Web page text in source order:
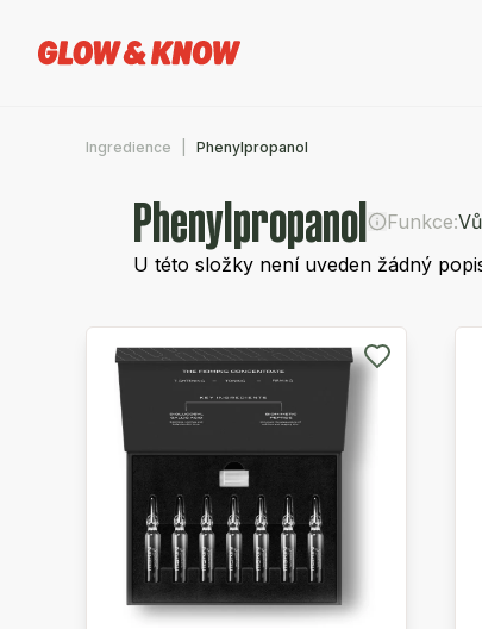
Ingredience Phenylpropanol
Phenylpropanol Funkce:
U této složky není uveden žádný